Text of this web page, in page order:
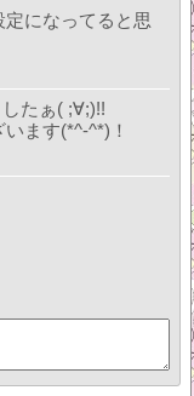
になってると思
たぁ( ;∀;)!!
ます(*^-^*)！